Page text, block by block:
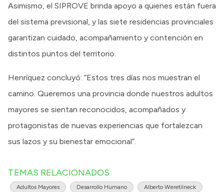
Asimismo, el SIPROVE brinda apoyo a quienes están fuera
del sistema previsional, y las siete residencias provinciales
garantizan cuidado, acompañamiento y contención en
distintos puntos del territorio.
Henríquez concluyó: “Estos tres días nos muestran el
camino. Queremos una provincia donde nuestros adultos
mayores se sientan reconocidos, acompañados y
protagonistas de nuevas experiencias que fortalezcan
sus lazos y su bienestar emocional”.
TEMAS RELACIONADOS
Adultos Mayores Desarrollo Humano Alberto Weretilneck